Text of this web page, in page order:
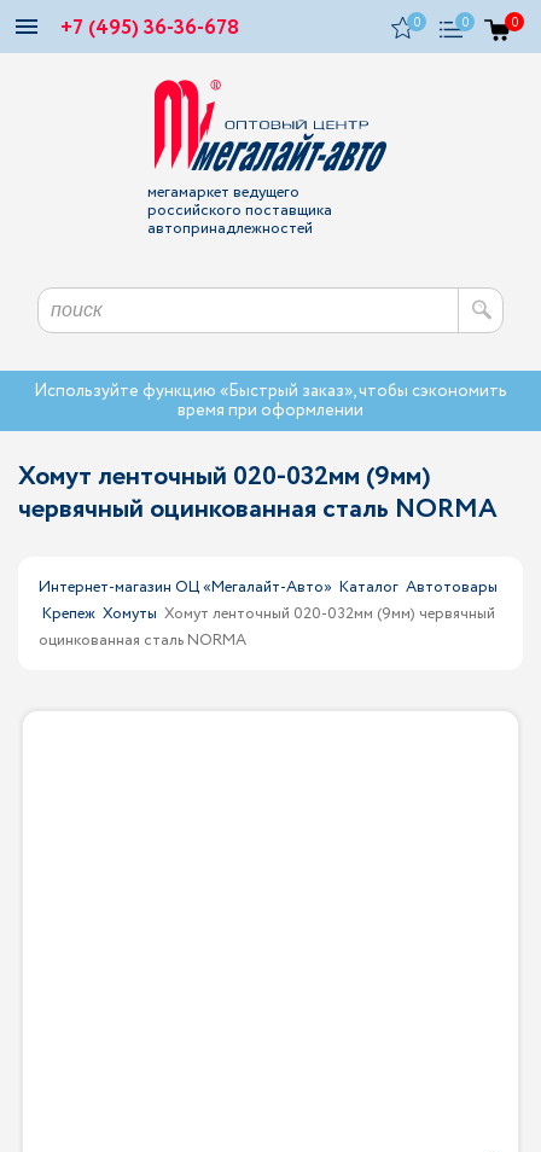
+7 (495) 36-36-678 0 0 0
мегамаркет ведущего
российского поставщика
автопринадлежностей
Используйте функцию «Быстрый заказ», чтобы сэкономить
время при оформлении
Хомут ленточный 020-032мм (9мм)
червячный оцинкованная сталь NORMA
Интернет-магазин ОЦ «Мегалайт-Авто» Каталог Автотовары
Крепеж Хомуты Хомут ленточный 020-032мм (9мм) червячный
оцинкованная сталь NORMA